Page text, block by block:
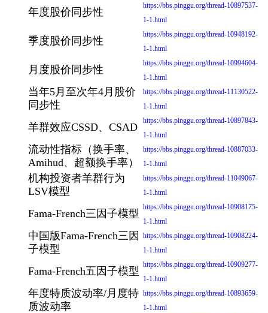
年度股价同步性
https://bbs.pinggu.org/thread-10897537-
1-1.html
季度股价同步性
https://bbs.pinggu.org/thread-10948192-
1-1.html
月度股价同步性
https://bbs.pinggu.org/thread-10994604-
1-1.html
当年5月至次年4月股价
同步性
https://bbs.pinggu.org/thread-11130522-
1-1.html
羊群效应CSSD、CSAD
https://bbs.pinggu.org/thread-10897843-
1-1.html
流动性指标（换手率、
Amihud、超额换手率）
https://bbs.pinggu.org/thread-10887033-
1-1.html
机构投资者羊群行为
LSV模型
https://bbs.pinggu.org/thread-11049067-
1-1.html
Fama-French三因子模型
https://bbs.pinggu.org/thread-10908175-
1-1.html
中国版Fama-French三因
子模型
https://bbs.pinggu.org/thread-10908224-
1-1.html
Fama-French五因子模型
https://bbs.pinggu.org/thread-10909277-
1-1.html
年度特质波动率/月度特
质波动率
https://bbs.pinggu.org/thread-10893659-
1-1.html